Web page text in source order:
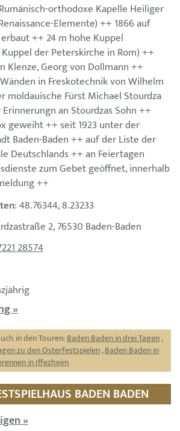
orthodoxe Kapelle Heiliger
Elemente) ++ 1866 auf
++ 24 m hohe Kuppel
der Peterskirche in Rom) ++
Klenze, Georg von Dollmann ++
in Freskotechnik von Wilhelm
moldauische Fürst Michael Stourdza
an Stourdzas Sohn ++
geweiht ++ seit 1923 unter der
Baden-Baden ++ auf der Liste der
Deutschlands ++ an Feiertagen
zum Gebet geöffnet, innerhalb
++
: 48.76344, 8.23233
2, 76530 Baden-Baden
28574
»
in den Touren:Baden Baden in drei Tagen,
zu den Osterfestspielen,Baden Baden in
in Iffezheim
BADEN BADEN
»